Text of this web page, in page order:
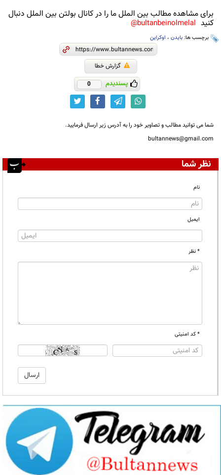
برای مشاهده مطالب بین الملل ما را در کانال بولتن بین الملل دنبال
کنید bultanbeinolmelal@
برچسب ها: بایدن ، اوکراین
گزارش خطا
پسندیدم 0
شما می توانید مطالب و تصاویر خود را به آدرس زیر ارسال فرمایید.
bultannews@gmail.com
نظر شما
نام
ایمیل
* نظر
* کد امنیتی